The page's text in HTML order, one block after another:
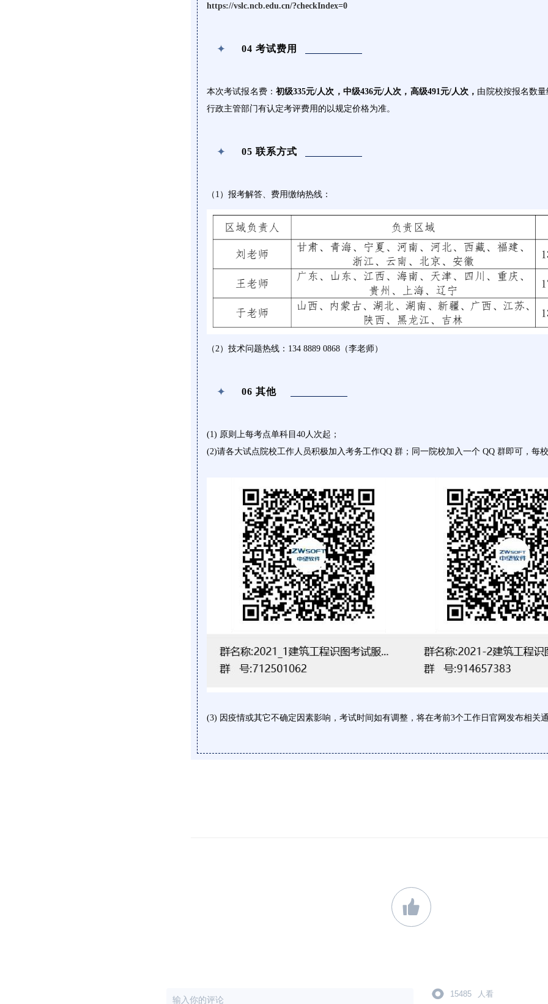
https://vslc.ncb.edu.cn/?checkIndex=0
✦ 04 考试费用
本次考试报名费： 初级335元/人次，中级436元/人次，高级491元/人次， 由院校按报名数
行政主管部门有认定考评费用的以规定价格为准。
✦ 05 联系方式
（1）报考解答、费用缴纳热线：
（2）技术问题热线：134 8889 0868（李老师）
✦ 06 其他
(1) 原则上每考点单科目40人次起；
(2)请各大试点院校工作人员积极加入考务工作QQ 群；同一院校加入一个 QQ 群即可，每
(3) 因疫情或其它不确定因素影响，考试时间如有调整，将在考前3个工作日官网发布相关
15485 人看